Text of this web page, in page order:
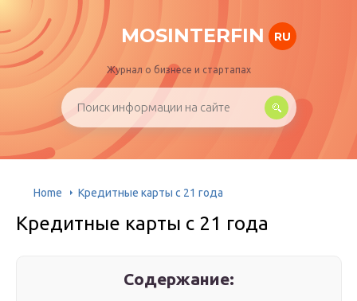
MOSINTERFIN RU
Журнал о бизнесе и стартапах
Home Кредитные карты с 21 года
Кредитные карты с 21 года
Содержание: